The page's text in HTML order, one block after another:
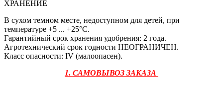
ХРАНЕНИЕ
В сухом темном месте, недоступном для детей, при
температуре +5 ... +25°C.
Гарантийный срок хранения удобрения: 2 года.
Агротехнический срок годности НЕОГРАНИЧЕН.
Класс опасности: IV (малоопасен).
1. САМОВЫВОЗ ЗАКАЗА